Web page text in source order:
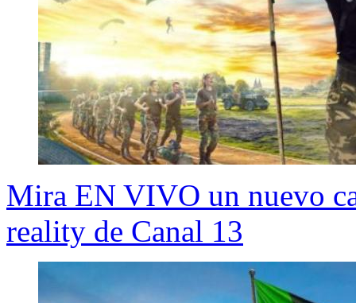
Mira EN VIVO un nuevo
reality de Canal 13